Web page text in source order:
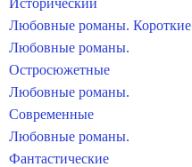
Исторический
Любовные романы. Короткие
Любовные романы.
Остросюжетные
Любовные романы.
Современные
Любовные романы.
Фантастические